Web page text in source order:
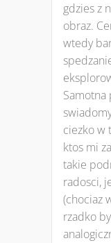
gdzies z
obraz.
wtedy
ciezko w
ktos mi
takie
radosci,
(chociaz
rzadko